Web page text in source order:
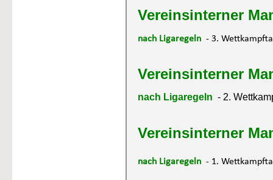
Vereinsinterner
nach Ligaregeln - 3.
Vereinsinterner
nach Ligaregeln - 2.
Vereinsinterner
nach Ligaregeln - 1.